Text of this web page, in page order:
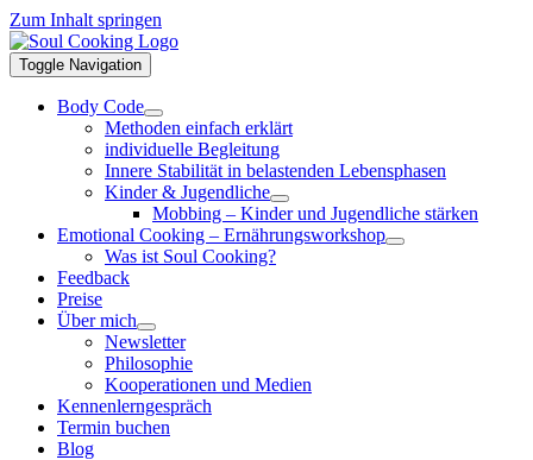
Zum Inhalt springen
Toggle Navigation
Body Code
Methoden einfach erklärt
individuelle Begleitung
Innere Stabilität in belastenden Lebensphasen
Kinder & Jugendliche
Mobbing – Kinder und Jugendliche stärken
Emotional Cooking – Ernährungsworkshop
Was ist Soul Cooking?
Feedback
Preise
Über mich
Newsletter
Philosophie
Kooperationen und Medien
Kennenlerngespräch
Termin buchen
Blog